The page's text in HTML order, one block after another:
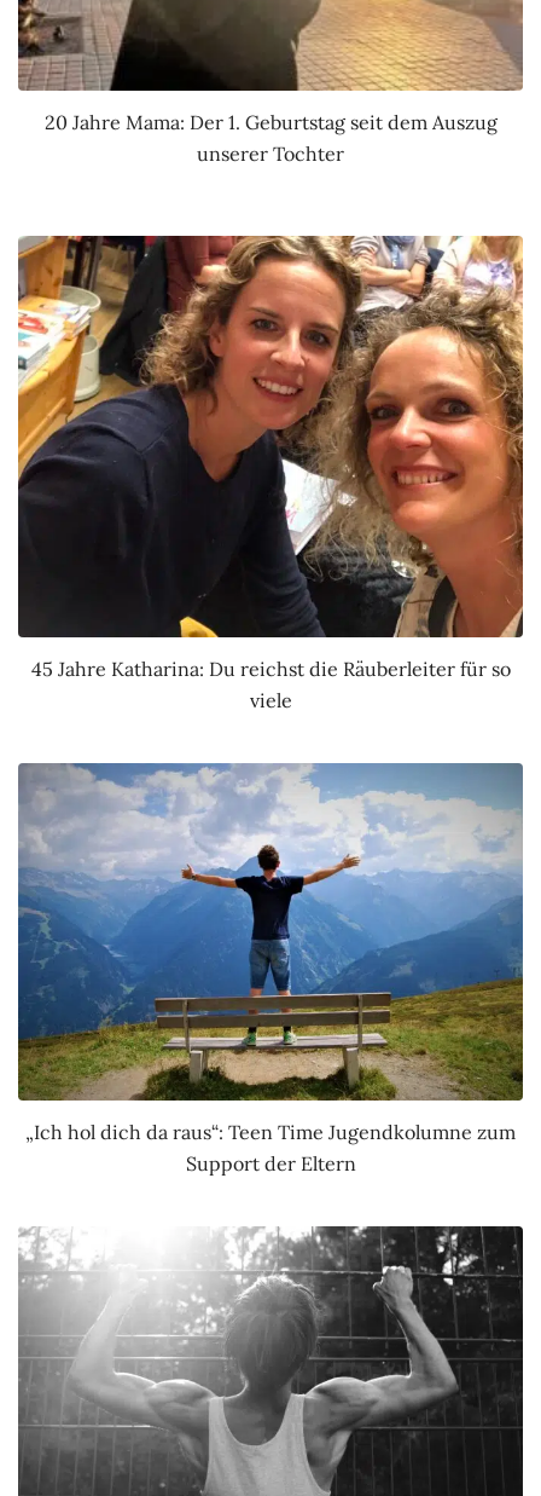
20 Jahre Mama: Der 1. Geburtstag seit dem Auszug
unserer Tochter
45 Jahre Katharina: Du reichst die Räuberleiter für so
viele
„Ich hol dich da raus“: Teen Time Jugendkolumne zum
Support der Eltern